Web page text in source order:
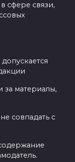
сфере связи,
за материалы,
совпадать с